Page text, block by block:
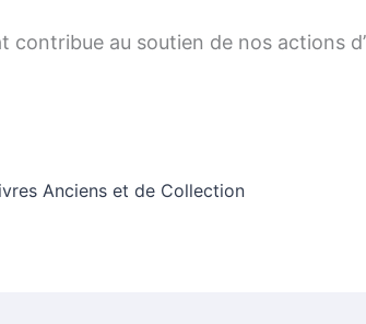
contribue au soutien de nos actions
Anciens et de Collection